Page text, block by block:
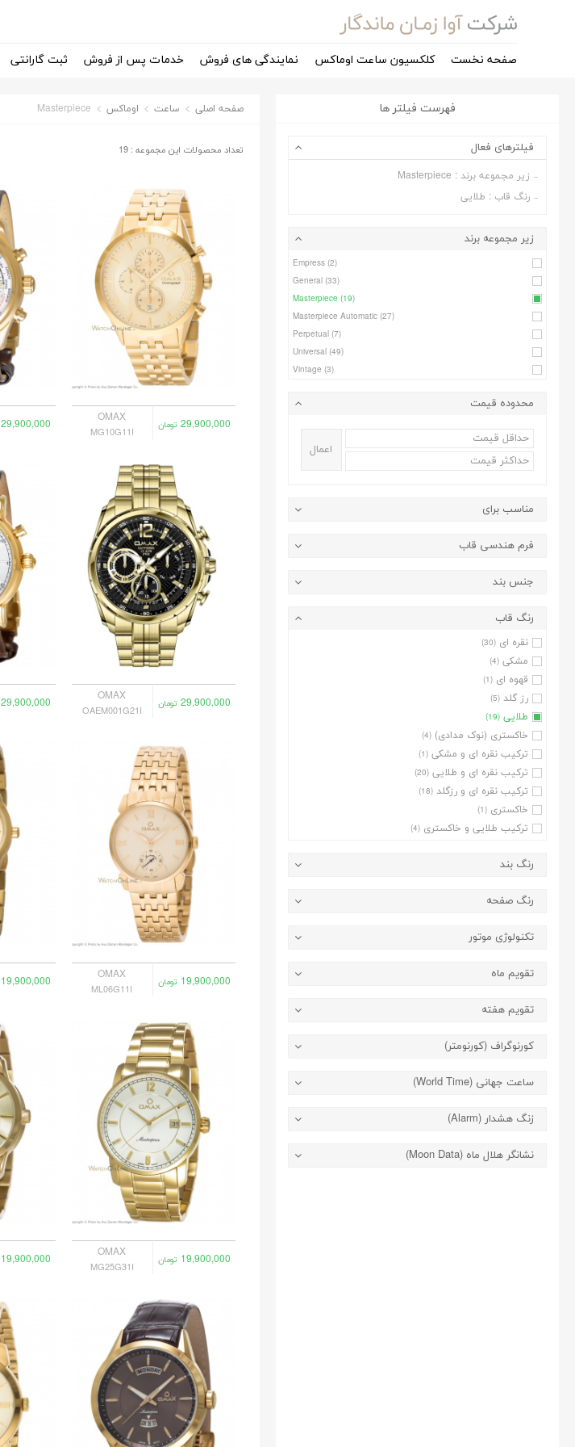
صفحه نخست کلکسیون ساعت اوماکس نمایندگی های فروش خدمات پس از فروش ثبت گارانتی
فهرست فیلتر ها
فیلترهای فعال
زیر مجموعه برند : Masterpiece
رنگ قاب : طلایی
زیر مجموعه برند
Empress (2)
General (33)
Masterpiece (19)
Masterpiece Automatic (27)
Perpetual (7)
Universal (49)
Vintage (3)
محدوده قیمت
اعمال
مناسب برای
فرم هندسی قاب
جنس بند
رنگ قاب
نقره ای (30)
مشکی (4)
قهوه ای (1)
رز گلد (5)
طلایی (19)
خاکستری (نوک مدادی) (4)
ترکیب نقره ای و مشکی (1)
ترکیب نقره ای و طلایی (20)
ترکیب نقره ای و رزگلد (18)
خاکستری (1)
ترکیب طلایی و خاکستری (4)
رنگ بند
رنگ صفحه
تکنولوژی موتور
تقویم ماه
تقویم هفته
کورنوگراف (کورنومتر)
ساعت جهانی (World Time)
زنگ هشدار (Alarm)
نشانگر هلال ماه (Moon Data)
صفحه اصلی ساعت اوماکس Masterpiece
تعداد محصولات این مجموعه : 19
OMAX
MG10G11I
29,900,000 تومان 29,900,000
OMAX
OAEM001G21I
29,900,000 تومان 29,900,000
OMAX
ML06G11I
19,900,000 تومان 19,900,000
OMAX
MG25G31I
19,900,000 تومان 19,900,000